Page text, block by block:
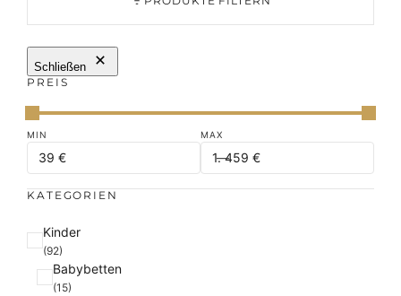
Schließen
PREIS
KATEGORIEN
K
a
Kinder
(92)
Babybetten
(15)